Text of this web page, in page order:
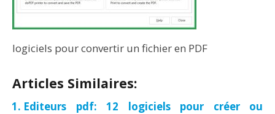
logiciels pour convertir un fichier en PDF
Articles Similaires:
Editeurs pdf: 12 logiciels pour créer ou